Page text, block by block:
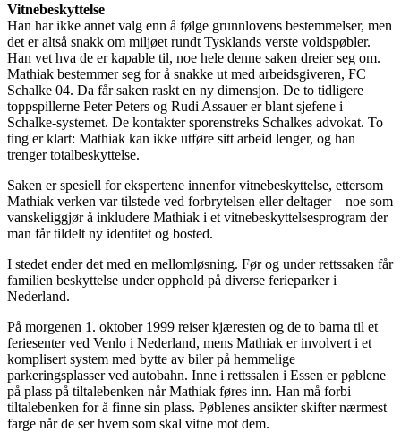
Vitnebeskyttelse
Han har ikke annet valg enn å følge grunnlovens bestemmelser, men
det er altså snakk om miljøet rundt Tysklands verste voldspøbler.
Han vet hva de er kapable til, noe hele denne saken dreier seg om.
Mathiak bestemmer seg for å snakke ut med arbeidsgiveren, FC
Schalke 04. Da får saken raskt en ny dimensjon. De to tidligere
toppspillerne Peter Peters og Rudi Assauer er blant sjefene i
Schalke-systemet. De kontakter sporenstreks Schalkes advokat. To
ting er klart: Mathiak kan ikke utføre sitt arbeid lenger, og han
trenger totalbeskyttelse.
Saken er spesiell for ekspertene innenfor vitnebeskyttelse, ettersom
Mathiak verken var tilstede ved forbrytelsen eller deltager – noe som
vanskeliggjør å inkludere Mathiak i et vitnebeskyttelsesprogram der
man får tildelt ny identitet og bosted.
I stedet ender det med en mellomløsning. Før og under rettssaken får
familien beskyttelse under opphold på diverse ferieparker i
Nederland.
På morgenen 1. oktober 1999 reiser kjæresten og de to barna til et
feriesenter ved Venlo i Nederland, mens Mathiak er involvert i et
komplisert system med bytte av biler på hemmelige
parkeringsplasser ved autobahn. Inne i rettssalen i Essen er pøblene
på plass på tiltalebenken når Mathiak føres inn. Han må forbi
tiltalebenken for å finne sin plass. Pøblenes ansikter skifter nærmest
farge når de ser hvem som skal vitne mot dem.